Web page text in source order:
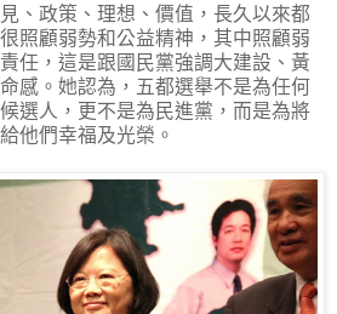
、政策、理想、價值，長久以來都
照顧弱勢和公益精神，其中照顧弱
任，這是跟國民黨強調大建設、黃
感。她認為，五都選舉不是為任何
選人，更不是為民進黨，而是為將
他們幸福及光榮。